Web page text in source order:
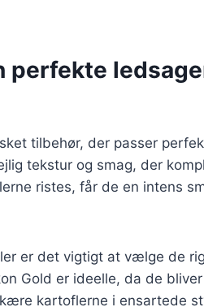
perfekte
tilbehør, der passer
tekstur og smag, der
ristes, får de en intens
er det vigtigt at vælge de
Gold er ideelle, da de
kartoflerne i ensartede